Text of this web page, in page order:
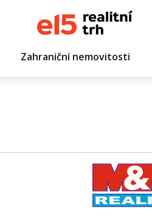
Zahraniční nemovitosti